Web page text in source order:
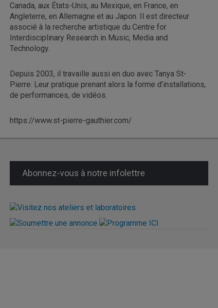
Canada, aux États-Unis, au Mexique, en France, en
Angleterre, en Allemagne et au Japon. Il est directeur
associé à la recherche artistique du Centre for
Interdisciplinary Research in Music, Media and
Technology.
Depuis 2003, il travaille aussi en duo avec Tanya St-
Pierre. Leur pratique prenant alors la forme d’installations,
de performances, de vidéos.
https://www.st-pierre-gauthier.com/
Abonnez-vous à notre infolettre